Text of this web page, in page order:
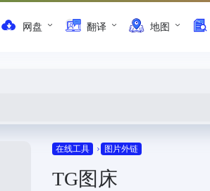
网盘 翻译 地图
在线工具 图片外链
TG图床